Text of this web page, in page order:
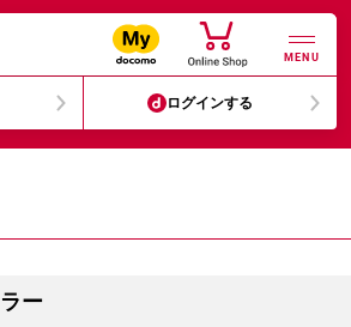
MENU
ログインする
ー